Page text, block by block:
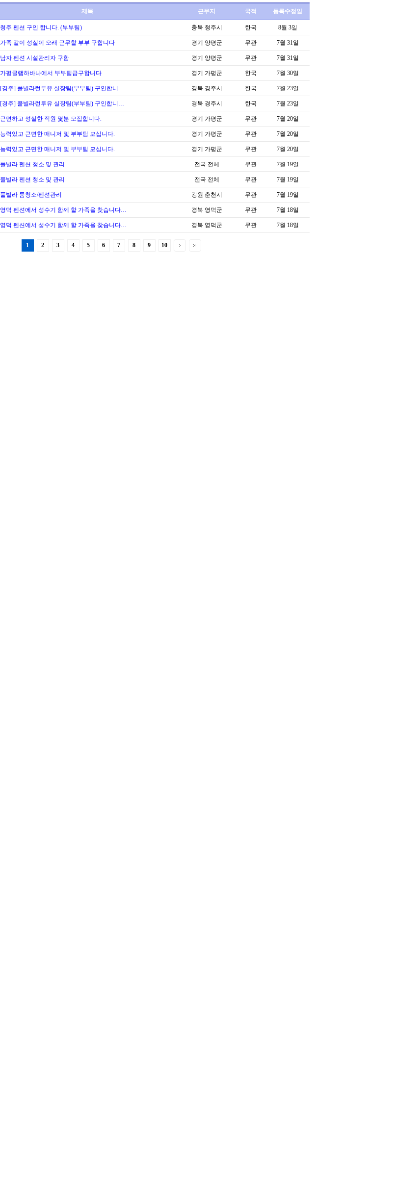
제목 근무지 국적 등록수정일
청주 펜션 구인 합니다. (부부팀) 충북 청주시 한국 8월 3일
가족 같이 성실이 오래 근무할 부부 구합니다 경기 양평군 무관 7월 31일
남자 펜션 시설관리자 구함 경기 양평군 무관 7월 31일
가평글램하바나에서 부부팀급구합니다 경기 가평군 한국 7월 30일
[경주] 풀빌라런투유 실장팀(부부팀) 구인합니… 경북 경주시 한국 7월 23일
[경주] 풀빌라런투유 실장팀(부부팀) 구인합니… 경북 경주시 한국 7월 23일
근면하고 성실한 직원 몇분 모집합니다. 경기 가평군 무관 7월 20일
능력있고 근면한 매니저 및 부부팀 모십니다. 경기 가평군 무관 7월 20일
능력있고 근면한 매니저 및 부부팀 모십니다. 경기 가평군 무관 7월 20일
풀빌라 펜션 청소 및 관리 전국 전체 무관 7월 19일
풀빌라 펜션 청소 및 관리 전국 전체 무관 7월 19일
풀빌라 룸청소/펜션관리 강원 춘천시 무관 7월 19일
영덕 펜션에서 성수기 함께 할 가족을 찾습니다… 경북 영덕군 무관 7월 18일
영덕 펜션에서 성수기 함께 할 가족을 찾습니다… 경북 영덕군 무관 7월 18일
1 2 3 4 5 6 7 8 9 10